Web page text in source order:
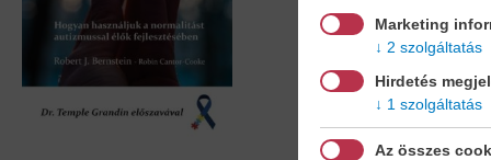
Marketing
2 szolgáltatás
Hirdetés
1 szolgáltatás
Az összes